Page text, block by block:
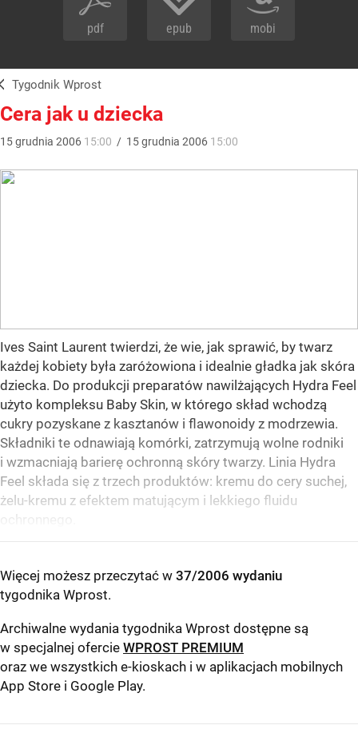
pdf epub mobi
Tygodnik Wprost
Cera jak u dziecka
15grudnia 2006 15:00 / 15grudnia 2006 15:00
Ives Saint Laurent twierdzi, że wie, jak sprawić, by twarz
każdej kobiety była zaróżowiona i idealnie gładka jak skóra
dziecka. Do produkcji preparatów nawilżających Hydra Feel
użyto kompleksu Baby Skin, w którego skład wchodzą
cukry pozyskane z kasztanów i flawonoidy z modrzewia.
Składniki te odnawiają komórki, zatrzymują wolne rodniki
i wzmacniają barierę ochronną skóry twarzy. Linia Hydra
Feel składa się z trzech produktów: kremu do cery suchej,
żelu-kremu z efektem matującym i lekkiego fluidu
Więcej możesz przeczytać w 37/2006 wydaniu
tygodnika Wprost.
Archiwalne wydania tygodnika Wprost dostępne są
w specjalnej ofercie WPROST PREMIUM
oraz we wszystkich e-kioskach i w aplikacjach mobilnych
App Store i Google Play.